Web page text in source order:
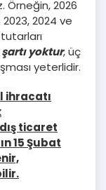
Örneğin, 2026
2024 ve
yoktur, üç
yeterlidir.
ihracatı
ticaret
15 Şubat